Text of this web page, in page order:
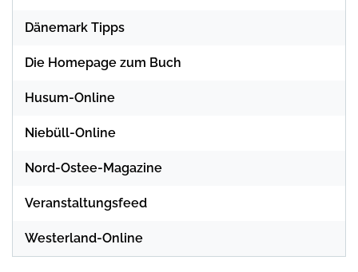
Dänemark Tipps
Die Homepage zum Buch
Husum-Online
Niebüll-Online
Nord-Ostee-Magazine
Veranstaltungsfeed
Westerland-Online